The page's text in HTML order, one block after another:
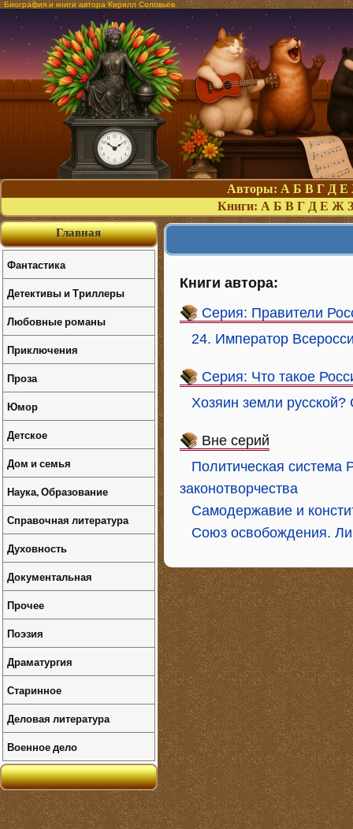
Биография и книги автора Кирилл Соловьев
Авторы: А Б В Г Д Е
Книги: А Б В Г Д Е Ж З
Книги автора:
Серия: Правители
24. Император
Серия: Что такое
Хозяин земли
Вне серий
Политическая система
законотворчества
Самодержавие и
Союз освобождения.
Главная
Фантастика
Детективы и Триллеры
Любовные романы
Приключения
Проза
Юмор
Детское
Дом и семья
Наука, Образование
Справочная литература
Духовность
Документальная
Прочее
Поэзия
Драматургия
Старинное
Деловая литература
Военное дело